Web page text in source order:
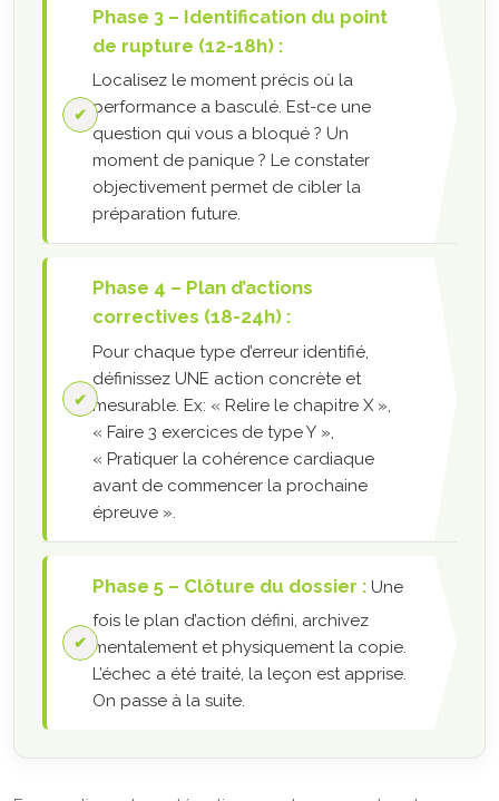
Phase 3 – Identification du point
de rupture (12-18h) :
Localisez le moment précis où la
performance a basculé. Est-ce une
question qui vous a bloqué ? Un
moment de panique ? Le constater
objectivement permet de cibler la
préparation future.
Phase 4 – Plan d’actions
correctives (18-24h) :
Pour chaque type d’erreur identifié,
définissez UNE action concrète et
mesurable. Ex: « Relire le chapitre X »,
« Faire 3 exercices de type Y »,
« Pratiquer la cohérence cardiaque
avant de commencer la prochaine
épreuve ».
Phase 5 – Clôture du dossier : Une
fois le plan d’action défini, archivez
mentalement et physiquement la copie.
L’échec a été traité, la leçon est apprise.
On passe à la suite.